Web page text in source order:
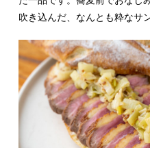
吹き込んだ、なんとも粋なサ